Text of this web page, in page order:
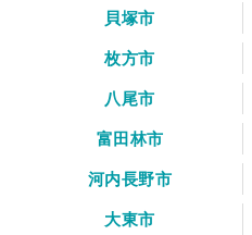
貝塚市
枚方市
八尾市
富田林市
河内長野市
大東市